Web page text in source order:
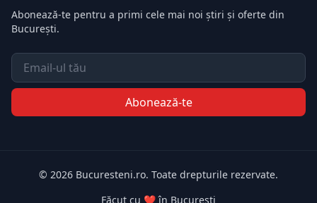
Abonează-te pentru a primi cele mai noi știri și oferte din
București.
Email
Abonează-te
© 2026 Bucuresteni.ro. Toate drepturile rezervate.
Făcut cu ❤️ în București